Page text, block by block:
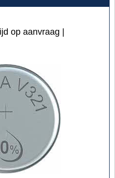
op aanvraag |